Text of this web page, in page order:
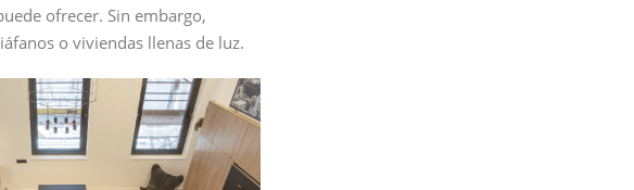
ofrecer. Sin embargo,
o viviendas llenas de luz.